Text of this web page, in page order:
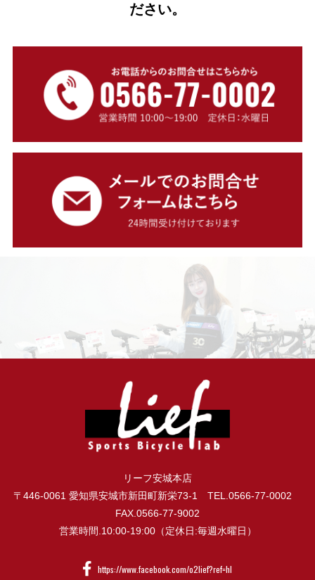
ださい。
リーフ安城本店
〒446-0061 愛知県安城市新田町新栄73-1 TEL.0566-77-0002
FAX.0566-77-9002
営業時間.10:00-19:00（定休日:毎週水曜日）
https://www.facebook.com/o2lief?ref=hl